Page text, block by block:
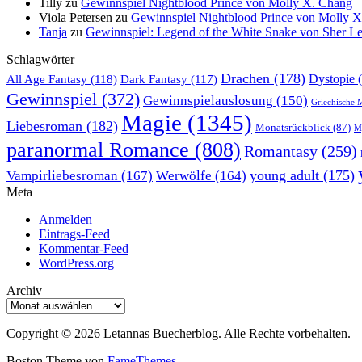
Tilly zu Gewinnspiel Nightblood Prince von Molly X. Chang
Viola Petersen zu Gewinnspiel Nightblood Prince von Molly
Tanja zu Gewinnspiel: Legend of the White Snake von Sher
Schlagwörter
All Age Fantasy (118) Dark Fantasy (117) Drachen (178) Dystopie
Gewinnspiel (372) Gewinnspielauslosung (150) Griechische
Liebesroman (182) Magie (1345) Monatsrückblick (87)
paranormal Romance (808) Romantasy (259)
Vampirliebesroman (167) Werwölfe (164) young adult (175)
Meta
Anmelden
Eintrags-Feed
Kommentar-Feed
WordPress.org
Archiv
Archiv
Copyright © 2026 Letannas Buecherblog. Alle Rechte vorbehalten.